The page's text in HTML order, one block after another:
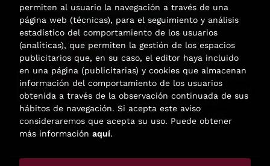
Esta actividad ha recibido una ayuda
para la modernización de las librerías de
la Comunidad de Madrid
correspondiente al año 2025.
permiten al usuario la navegación a través de una
página web (técnicas), para el seguimiento y análisis
estadístico del comportamiento de los usuarios
(analíticas), que permiten la gestión de los espacios
publicitarios que, en su caso, el editor haya incluido
en una página (publicitarias) y cookies que almacenan
información del comportamiento de los usuarios
obtenida a través de la observación continuada de sus
hábitos de navegación. Si acepta este aviso
consideraremos que acepta su uso. Puede obtener
más información aquí.